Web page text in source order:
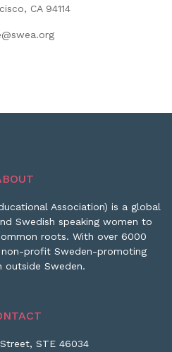
CA 94114
Association) is a global
Swedish speaking women to
roots. With over 6000
non-profit Sweden-promoting
outside Sweden.
STE 46034